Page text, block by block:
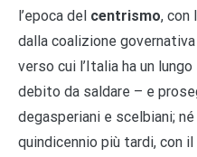
l’epoca del centrismo, con
dalla coalizione
verso cui l’Italia ha un
debito da saldare – e
degasperiani e scelbiani; né
quindicennio più tardi, con